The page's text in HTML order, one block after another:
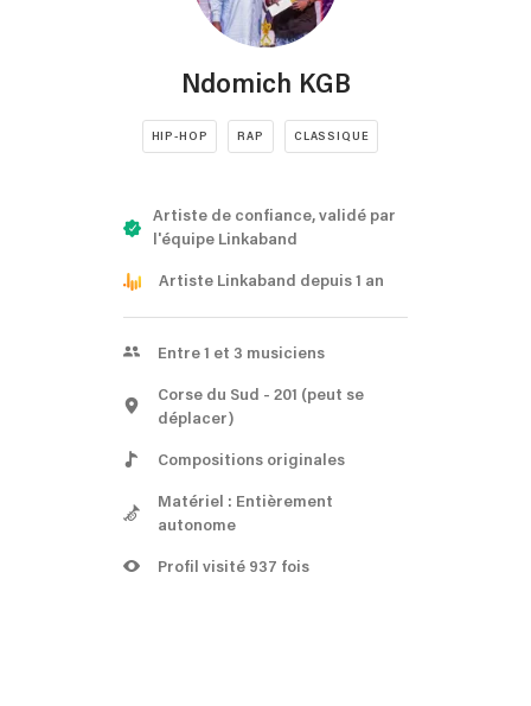
Ndomich KGB
HIP-HOP RAP CLASSIQUE
Artiste de confiance, validé par
l'équipe Linkaband
Artiste Linkaband depuis 1 an
Entre 1 et 3 musiciens
Corse du Sud - 201 (peut se
déplacer)
Compositions originales
Matériel : Entièrement
autonome
Profil visité 937 fois